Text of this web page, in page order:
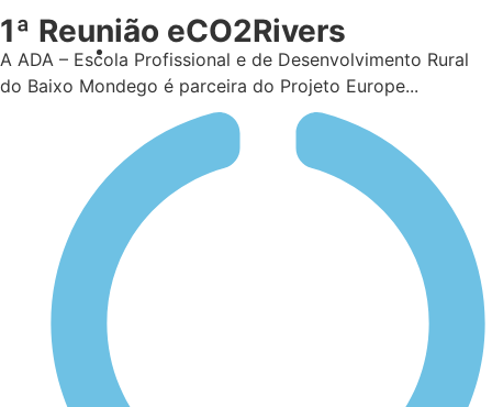
1ª Reunião eCO2Rivers
A ADA – Escola Profissional e de Desenvolvimento Rural
do Baixo Mondego é parceira do Projeto Europe...